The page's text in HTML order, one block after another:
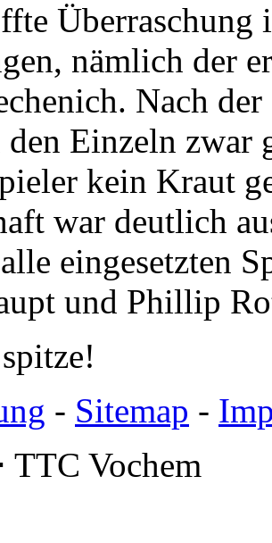
Überraschung
nämlich der
Nach
Einzeln zwar
kein Kraut
war deutlich
eingesetzten
und Phillip
- Sitemap -
TTC Vochem